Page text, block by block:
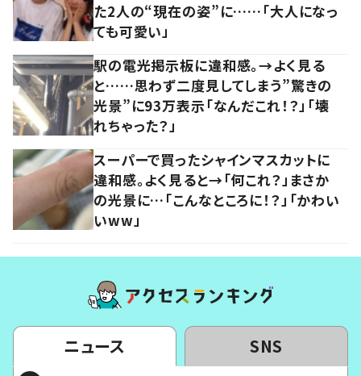
た2人の“現在の姿”に……「大人になっ
ても可愛い」
駅の電光掲示板に違和感。→よく見る
と……思わず二度見してしまう”驚きの
光景”に93万表示「なんだこれ！？」「壊
れちゃった？」
スーパーで買ったシャインマスカットに
違和感。よく見ると→「何これ？」まさか
の光景に…「こんなところに！？」「かわい
いww」
ニュース SNS